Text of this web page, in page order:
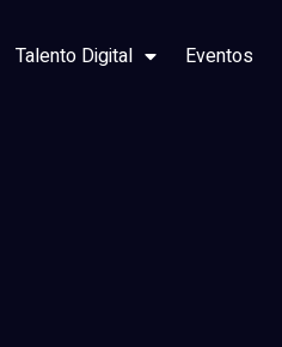
Talento Digital Eventos